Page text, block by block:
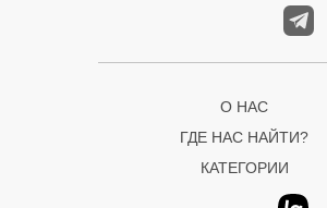
О НАС
ГДЕ НАС НАЙТИ?
КАТЕГОРИИ